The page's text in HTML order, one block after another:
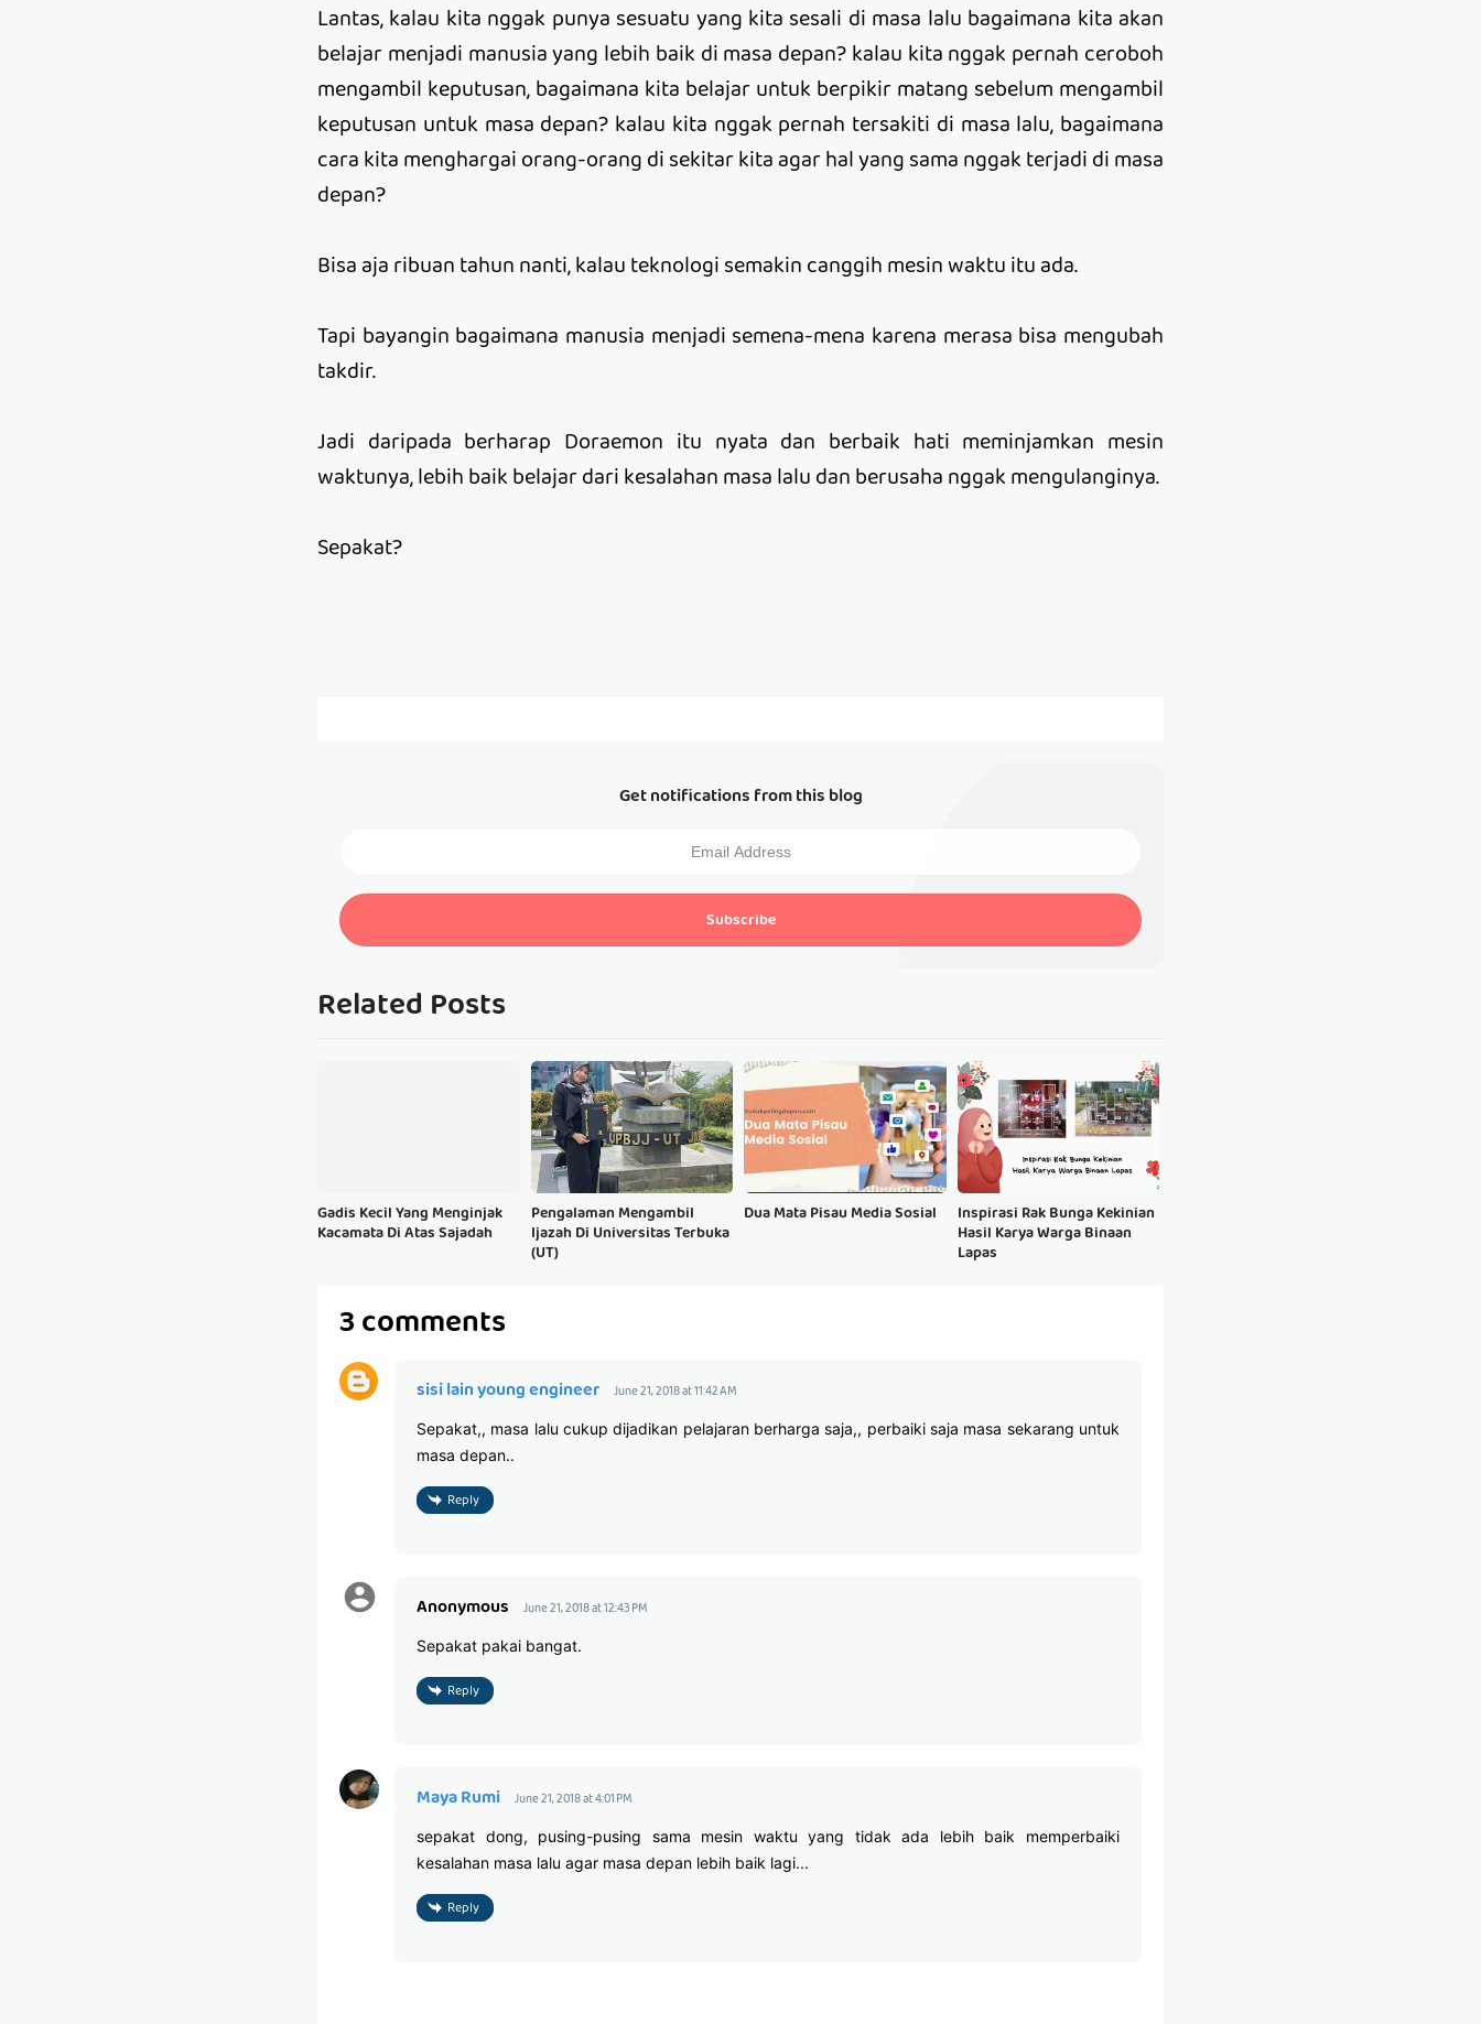
Lantas, kalau kita nggak punya sesuatu yang kita sesali di masa lalu bagaimana kita akan
belajar menjadi manusia yang lebih baik di masa depan? kalau kita nggak pernah ceroboh
mengambil keputusan, bagaimana kita belajar untuk berpikir matang sebelum mengambil
keputusan untuk masa depan? kalau kita nggak pernah tersakiti di masa lalu, bagaimana
cara kita menghargai orang-orang di sekitar kita agar hal yang sama nggak terjadi di masa
depan?
Bisa aja ribuan tahun nanti, kalau teknologi semakin canggih mesin waktu itu ada.
Tapi bayangin bagaimana manusia menjadi semena-mena karena merasa bisa mengubah
takdir.
Jadi daripada berharap Doraemon itu nyata dan berbaik hati meminjamkan mesin
waktunya, lebih baik belajar dari kesalahan masa lalu dan berusaha nggak mengulanginya.
Sepakat?
Get notifications from this blog
Subscribe
Related Posts
Gadis Kecil Yang Menginjak
Kacamata Di Atas Sajadah
Pengalaman Mengambil
Ijazah Di Universitas Terbuka
(UT)
Dua Mata Pisau Media Sosial Inspirasi Rak Bunga Kekinian
Hasil Karya Warga Binaan
Lapas
3 comments
sisi lain young engineer June 21, 2018 at 11:42 AM
Sepakat,, masa lalu cukup dijadikan pelajaran berharga saja,, perbaiki saja masa sekarang untuk
masa depan..
Reply
Anonymous June 21, 2018 at 12:43 PM
Sepakat pakai bangat.
Reply
Maya Rumi June 21, 2018 at 4:01 PM
sepakat dong, pusing-pusing sama mesin waktu yang tidak ada lebih baik memperbaiki
kesalahan masa lalu agar masa depan lebih baik lagi...
Reply